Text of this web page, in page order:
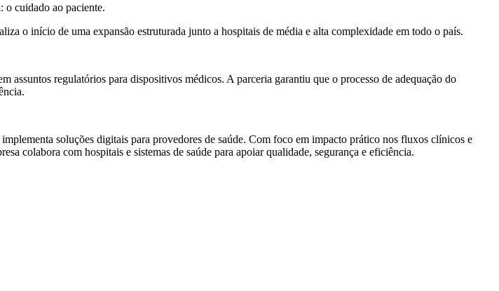
o cuidado ao paciente.
o início de uma expansão estruturada junto a hospitais de média e alta complexidade em todo o país.
assuntos regulatórios para dispositivos médicos. A parceria garantiu que o processo de adequação do
soluções digitais para provedores de saúde. Com foco em impacto prático nos fluxos clínicos e
colabora com hospitais e sistemas de saúde para apoiar qualidade, segurança e eficiência.